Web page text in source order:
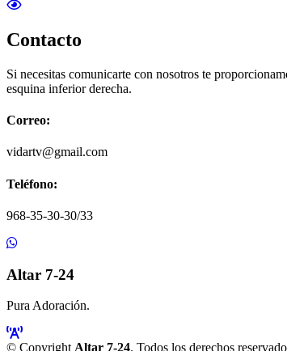
Contacto
Si necesitas comunicarte con nosotros te
esquina inferior derecha.
Correo:
vidartv@gmail.com
Teléfono:
968-35-30-30/33
Altar 7-24
Pura Adoración.
© Copyright Altar 7-24. Todos los derechos